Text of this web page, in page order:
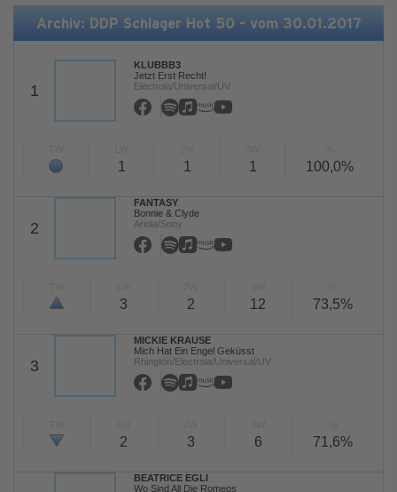
Archiv: DDP Schlager Hot 50 - vom 30.01.2017
1
KLUBBB3
Jetzt Erst Recht!
Electrola/Universal/UV
1 1 1 100,0%
2
FANTASY
Bonnie & Clyde
Ariola/Sony
3 2 12 73,5%
3
MICKIE KRAUSE
Mich Hat Ein Engel Geküsst
Rhingtön/Electrola/Universal/UV
2 3 6 71,6%
BEATRICE EGLI
Wo Sind All Die Romeos